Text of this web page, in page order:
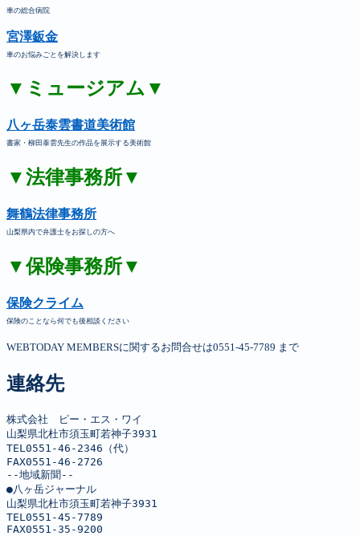
車の総合病院
宮澤鈑金
車のお悩みごとを解決します
▼ミュージアム▼
八ヶ岳泰雲書道美術館
書家・柳田泰雲先生の作品を展示する美術館
▼法律事務所▼
舞鶴法律事務所
山梨県内で弁護士をお探しの方へ
▼保険事務所▼
保険クライム
保険のことなら何でも後相談ください
WEBTODAY MEMBERSに関するお問合せは0551-45-7789 まで
連絡先
株式会社　ピー・エス・ワイ
山梨県北杜市須玉町若神子3931
TEL0551-46-2346（代）
FAX0551-46-2726
--地域新聞--
●八ヶ岳ジャーナル
山梨県北杜市須玉町若神子3931
TEL0551-45-7789
FAX0551-35-9200